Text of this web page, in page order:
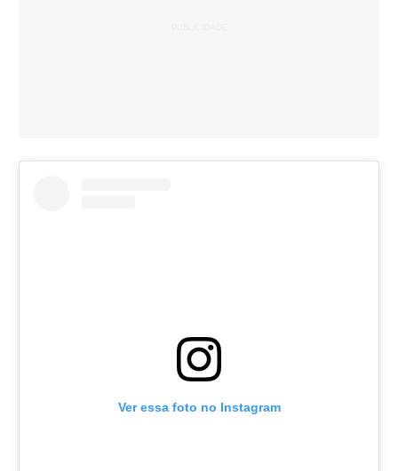
Ver essa foto no Instagram